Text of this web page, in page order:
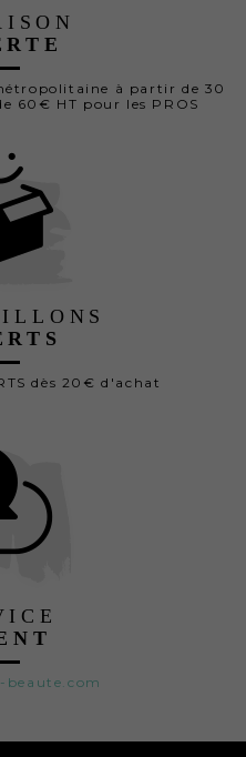
à partir de 30
60€ HT pour les PROS
dès 20€ d'achat
beaute.com